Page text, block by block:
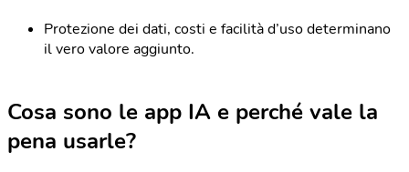
Protezione dei dati, costi e facilità d’uso determinano
il vero valore aggiunto.
Cosa sono le app IA e perché vale la
pena usarle?